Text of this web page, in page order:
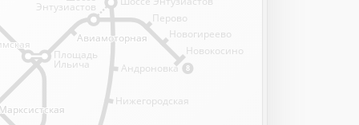
8
Андроновка
Нижегородская
Перово
Новогиреево
Новокосино
Площадь
Ильича
Авиамоторная
Авиамоторная
Энтузиастов